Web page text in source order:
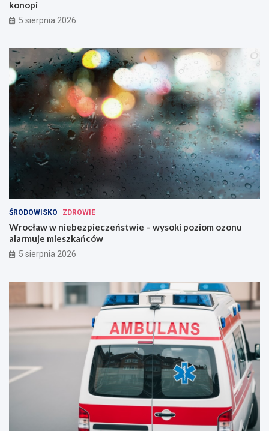
konopi
5 sierpnia 2026
ŚRODOWISKO ZDROWIE
Wrocław w niebezpieczeństwie – wysoki poziom ozonu
alarmuje mieszkańców
5 sierpnia 2026